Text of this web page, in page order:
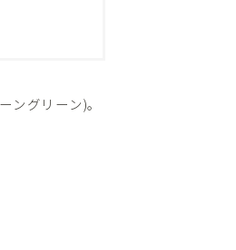
グリーン)。